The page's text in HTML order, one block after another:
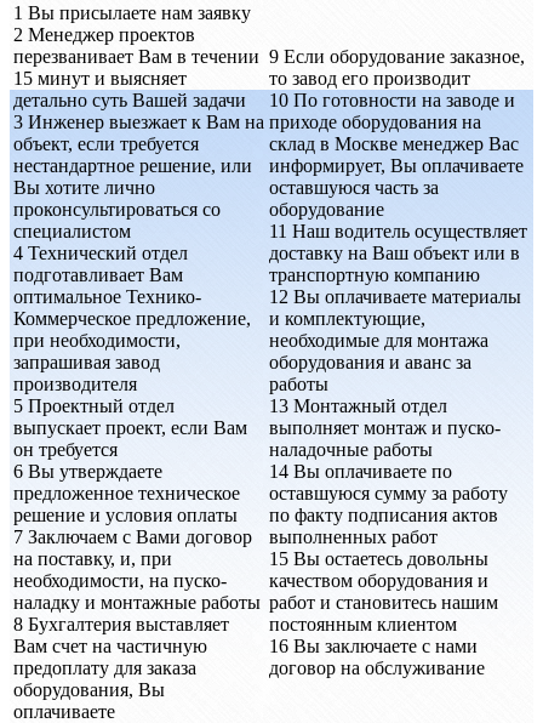
1 Вы присылаете нам заявку
2 Менеджер проектов
перезванивает Вам в течении
15 минут и выясняет
детально суть Вашей задачи
3 Инженер выезжает к Вам на
объект, если требуется
нестандартное решение, или
Вы хотите лично
проконсультироваться со
специалистом
4 Технический отдел
подготавливает Вам
оптимальное Технико-
Коммерческое предложение,
при необходимости,
запрашивая завод
производителя
5 Проектный отдел
выпускает проект, если Вам
он требуется
6 Вы утверждаете
предложенное техническое
решение и условия оплаты
7 Заключаем с Вами договор
на поставку, и, при
необходимости, на пуско-
наладку и монтажные работы
8 Бухгалтерия выставляет
Вам счет на частичную
предоплату для заказа
оборудования, Вы
оплачиваете
9 Если оборудование заказное,
то завод его производит
10 По готовности на заводе и
приходе оборудования на
склад в Москве менеджер Вас
информирует, Вы оплачиваете
оставшуюся часть за
оборудование
11 Наш водитель осуществляет
доставку на Ваш объект или в
транспортную компанию
12 Вы оплачиваете материалы
и комплектующие,
необходимые для монтажа
оборудования и аванс за
работы
13 Монтажный отдел
выполняет монтаж и пуско-
наладочные работы
14 Вы оплачиваете по
оставшуюся сумму за работу
по факту подписания актов
выполненных работ
15 Вы остаетесь довольны
качеством оборудования и
работ и становитесь нашим
постоянным клиентом
16 Вы заключаете с нами
договор на обслуживание